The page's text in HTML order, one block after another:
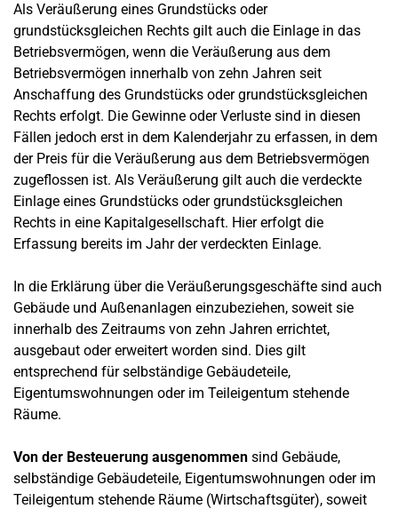
Als Veräußerung eines Grundstücks oder
grundstücksgleichen Rechts gilt auch die Einlage in das
Betriebsvermögen, wenn die Veräußerung aus dem
Betriebsvermögen innerhalb von zehn Jahren seit
Anschaffung des Grundstücks oder grundstücksgleichen
Rechts erfolgt. Die Gewinne oder Verluste sind in diesen
Fällen jedoch erst in dem Kalenderjahr zu erfassen, in dem
der Preis für die Veräußerung aus dem Betriebsvermögen
zugeflossen ist. Als Veräußerung gilt auch die verdeckte
Einlage eines Grundstücks oder grundstücksgleichen
Rechts in eine Kapitalgesellschaft. Hier erfolgt die
Erfassung bereits im Jahr der verdeckten Einlage.
In die Erklärung über die Veräußerungsgeschäfte sind auch
Gebäude und Außenanlagen einzubeziehen, soweit sie
innerhalb des Zeitraums von zehn Jahren errichtet,
ausgebaut oder erweitert worden sind. Dies gilt
entsprechend für selbständige Gebäudeteile,
Eigentumswohnungen oder im Teileigentum stehende
Räume.
Von der Besteuerung ausgenommen sind Gebäude,
selbständige Gebäudeteile, Eigentumswohnungen oder im
Teileigentum stehende Räume (Wirtschaftsgüter), soweit